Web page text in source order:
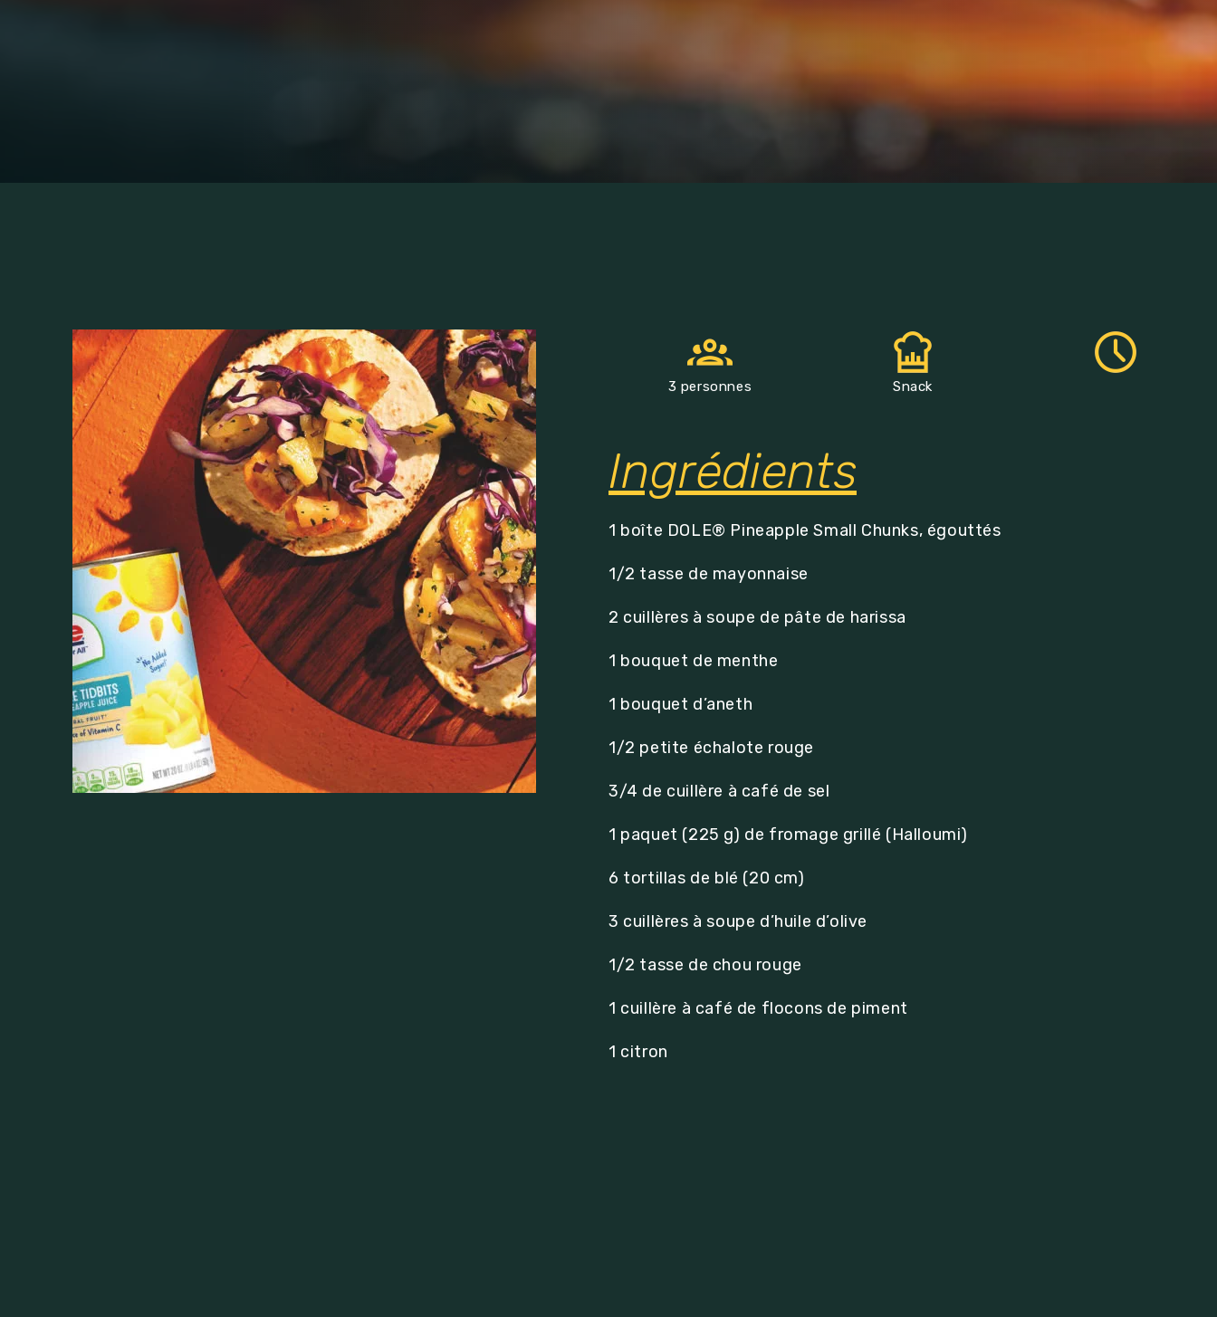
3 personnes Snack
Ingrédients
1 boîte DOLE® Pineapple Small Chunks, égouttés
1/2 tasse de mayonnaise
2 cuillères à soupe de pâte de harissa
1 bouquet de menthe
1 bouquet d’aneth
1/2 petite échalote rouge
3/4 de cuillère à café de sel
1 paquet (225 g) de fromage grillé (Halloumi)
6 tortillas de blé (20 cm)
3 cuillères à soupe d’huile d’olive
1/2 tasse de chou rouge
1 cuillère à café de flocons de piment
1 citron